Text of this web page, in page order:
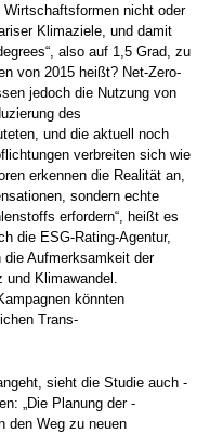
Wirtschaftsformen nicht oder
Klimaziele, und damit
also auf 1,5 Grad, zu
von 2015 heißt? Net-Zero-
jedoch die Nutzung von
des
und die aktuell noch
verbreiten sich wie
erkennen die Realität an,
sondern echte
erfordern“, heißt es
die ESG-Rating-Agentur,
Aufmerksamkeit der
­Klimawandel.
könnten
­Trans­-
sieht die Studie auch
„Die Planung der
den Weg zu neuen